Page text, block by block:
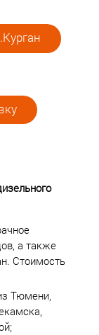
а также
Стоимость
Тюмени,